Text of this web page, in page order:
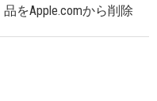
品をApple.comから削除